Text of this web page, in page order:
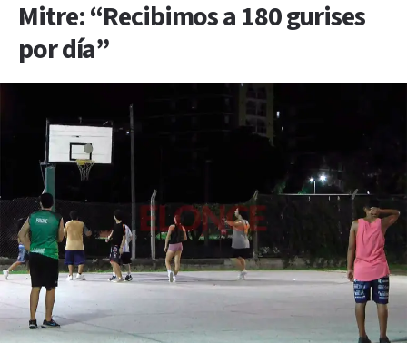
Mitre: “Recibimos a 180 gurises
por día”